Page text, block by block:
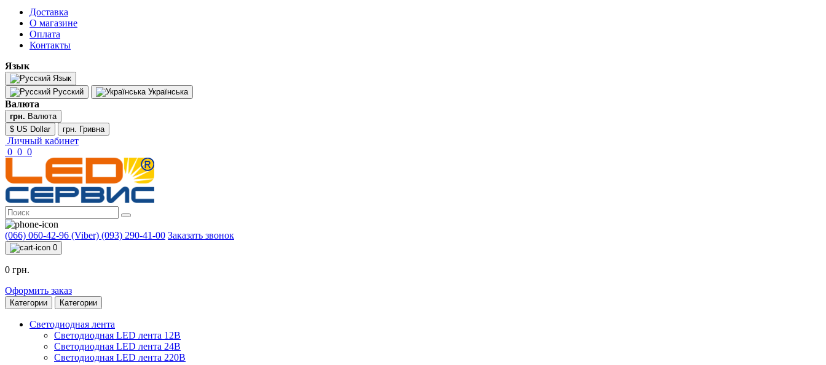
Доставка
О магазине
Оплата
Контакты
Язык
Язык
Русский
Українська
Валюта
грн. Валюта
$ US Dollar
грн. Гривна
Личный кабинет
0 0 0
(066) 060-42-96 (Viber) (093) 290-41-00 Заказать звонок
0
0 грн.
Оформить заказ
Категории Категории
Светодиодная лента
Светодиодная LED лента 12В
Светодиодная LED лента 24В
Светодиодная LED лента 220В